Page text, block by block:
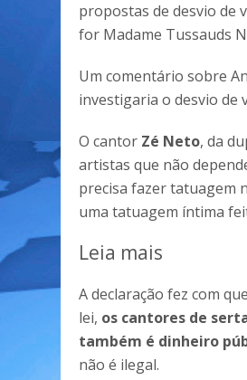
propostas de desvio de
for Madame Tussauds
Um comentário sobre
investigaria o desvio de
O cantor Zé Neto, da
artistas que não
precisa fazer tatuagem
uma tatuagem íntima
Leia mais
A declaração fez com
lei, os cantores de
também é dinheiro
não é ilegal.